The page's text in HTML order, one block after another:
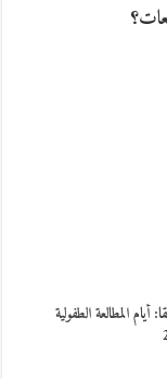
المطالعة الطفولية